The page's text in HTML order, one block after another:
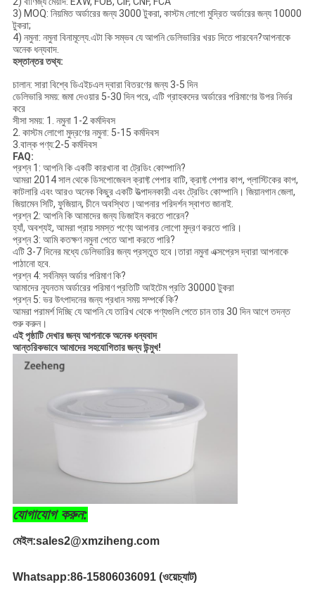
3) MOQ: নিয়মিত অর্ডারের জন্য 3000 টুকরা, কাস্টম লোগো মুদ্রিত অর্ডারের জন্য 10000
টুকরা;
4) নমুনা: নমুনা বিনামূল্যে.এটা কি সম্ভব যে আপনি ডেলিভারির খরচ দিতে পারবেন?আপনাকে
অনেক ধন্যবাদ.
হস্তান্তর তথ্য:
চালান: সারা বিশ্বে ডিএইচএল দ্বারা বিতরণের জন্য 3-5 দিন
ডেলিভারি সময়: জমা দেওয়ার 5-30 দিন পরে, এটি গ্রাহকদের অর্ডারের পরিমাণের উপর নির্ভর
করে
সীসা সময়: 1. নমুনা 1-2 কর্মদিবস
2. কাস্টম লোগো মুদ্রণের নমুনা: 5-15 কর্মদিবস
3.বাল্ক পণ্য:2-5 কর্মদিবস
FAQ:
প্রশ্ন 1: আপনি কি একটি কারখানা বা ট্রেডিং কোম্পানি?
আমরা 2014 সাল থেকে ডিসপোজেবল ক্রাফ্ট পেপার বাটি, ক্রাফ্ট পেপার কাপ, প্লাস্টিকের কাপ,
কাটলারি এবং আরও অনেক কিছুর একটি উত্পাদনকারী এবং ট্রেডিং কোম্পানি। জিয়ানগান জেলা,
জিয়ামেন সিটি, ফুজিয়ান, চীনে অবস্থিত।আপনার পরিদর্শন স্বাগত জানাই.
প্রশ্ন 2: আপনি কি আমাদের জন্য ডিজাইন করতে পারেন?
হ্যাঁ, অবশ্যই, আমরা প্রায় সমস্ত পণ্যে আপনার লোগো মুদ্রণ করতে পারি।
প্রশ্ন 3: আমি কতক্ষণ নমুনা পেতে আশা করতে পারি?
এটি 3-7 দিনের মধ্যে ডেলিভারির জন্য প্রস্তুত হবে।তারা নমুনা এক্সপ্রেস দ্বারা আপনাকে
পাঠানো হবে.
প্রশ্ন 4: সর্বনিম্ন অর্ডার পরিমাণ কি?
আমাদের ন্যূনতম অর্ডারের পরিমাণ প্রতিটি আইটেম প্রতি 30000 টুকরা
প্রশ্ন 5: ভর উৎপাদনের জন্য প্রধান সময় সম্পর্কে কি?
আমরা পরামর্শ দিচ্ছি যে আপনি যে তারিখ থেকে পণ্যগুলি পেতে চান তার 30 দিন আগে তদন্ত
শুরু করুন।
এই পৃষ্ঠাটি দেখার জন্য আপনাকে অনেক ধন্যবাদ
আন্তরিকভাবে আমাদের সহযোগিতার জন্য উন্মুখ!
যোগাযোগ করুন:
মেইল:sales2@xmziheng.com
Whatsapp:86-15806036091 (ওয়েচ্যাট)